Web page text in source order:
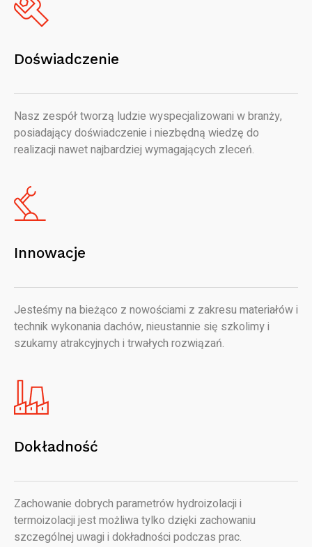
Doświadczenie
Nasz zespół tworzą ludzie wyspecjalizowani w branży,
posiadający doświadczenie i niezbędną wiedzę do
realizacji nawet najbardziej wymagających zleceń.
Innowacje
Jesteśmy na bieżąco z nowościami z zakresu materiałów i
technik wykonania dachów, nieustannie się szkolimy i
szukamy atrakcyjnych i trwałych rozwiązań.
Dokładność
Zachowanie dobrych parametrów hydroizolacji i
termoizolacji jest możliwa tylko dzięki zachowaniu
szczególnej uwagi i dokładności podczas prac.